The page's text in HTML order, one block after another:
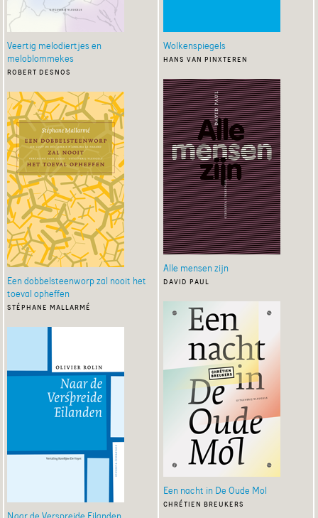
Veertig melodiertjes en
meloblommekes
robert desnos
Een dobbelsteenworp zal nooit het
toeval opheffen
stéphane mallarmé
Wolkenspiegels
hans van pinxteren
Alle mensen zijn
david paul
Een nacht in De Oude Mol
chrétien breukers